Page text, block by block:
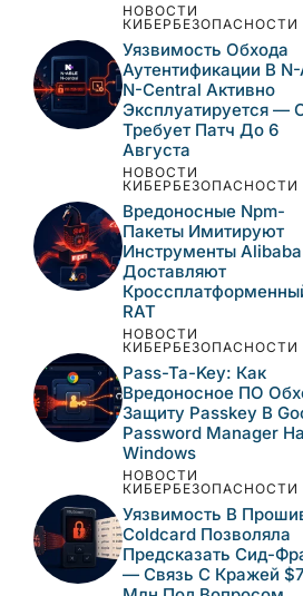
НОВОСТИ
КИБЕРБЕЗОПАСНОСТИ
Уязвимость Обхода
Аутентификации В
N-Central Активно
Эксплуатируется —
Требует Патч До 6
Августа
НОВОСТИ
КИБЕРБЕЗОПАСНОСТИ
Вредоносные Npm-
Пакеты Имитируют
Инструменты
Доставляют
RAT
НОВОСТИ
КИБЕРБЕЗОПАСНОСТИ
Pass-Ta-Key: Как
Вредоносное ПО
Защиту Passkey В
Password Manager На
Windows
НОВОСТИ
КИБЕРБЕЗОПАСНОСТИ
Уязвимость В
Coldcard Позволяла
Предсказать Сид-
— Связь С Кражей